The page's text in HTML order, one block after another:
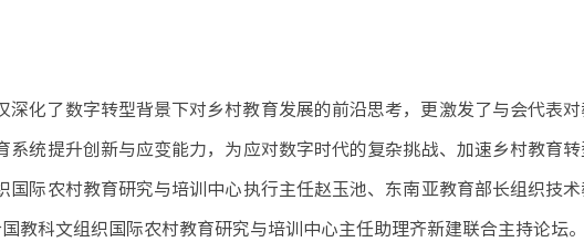
化了数字转型背景下对乡村教育发展的前沿思考，更激发了与会代表
统提升创新与应变能力，为应对数字时代的复杂挑战、加速乡村教育
际农村教育研究与培训中心执行主任赵玉池、东南亚教育部长组织技
教科文组织国际农村教育研究与培训中心主任助理齐新建联合主持论坛